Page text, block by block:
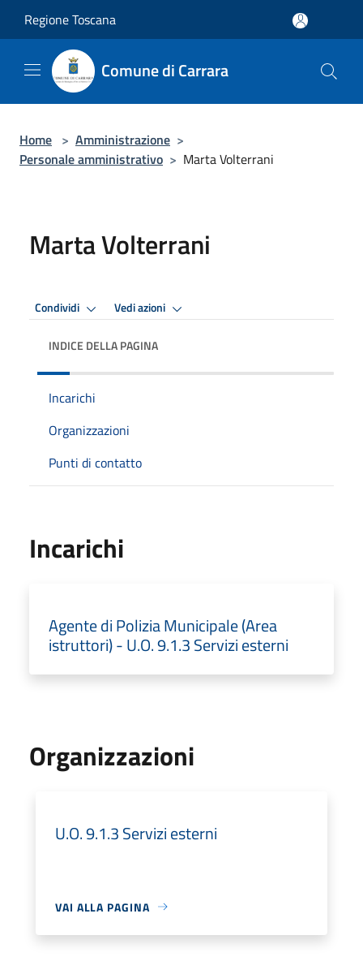
Regione Toscana
Comune di Carrara
Home > Amministrazione >
Personale amministrativo > Marta Volterrani
Marta Volterrani
Condividi Vedi azioni
INDICE DELLA PAGINA
Incarichi
Organizzazioni
Punti di contatto
Incarichi
Agente di Polizia Municipale (Area
istruttori) - U.O. 9.1.3 Servizi esterni
Organizzazioni
U.O. 9.1.3 Servizi esterni
VAI ALLA PAGINA